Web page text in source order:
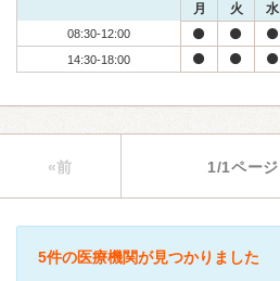
月 火 水
08:30-12:00
14:30-18:00
«前 1/1ページ
5件の医療機関が見つかりました